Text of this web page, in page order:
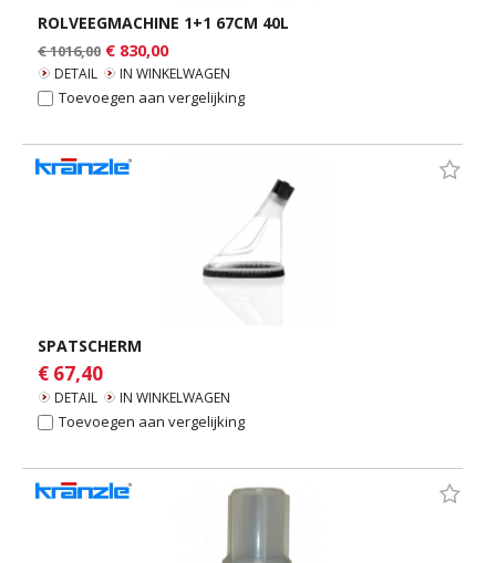
ROLVEEGMACHINE 1+1 67CM 40L
€ 1016,00 € 830,00
DETAIL IN WINKELWAGEN
Toevoegen aan vergelijking
SPATSCHERM
€ 67,40
DETAIL IN WINKELWAGEN
Toevoegen aan vergelijking